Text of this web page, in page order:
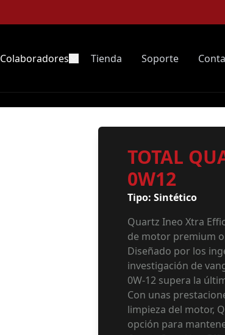
Colaboradores Tienda Soporte
TOTAL
0W12
Tipo: Sintético
Quartz Ineo Xtra
de motor premium
Diseñado por los
investigación de
0W-12 supera la
Con unas
limpieza del motor,
opción para